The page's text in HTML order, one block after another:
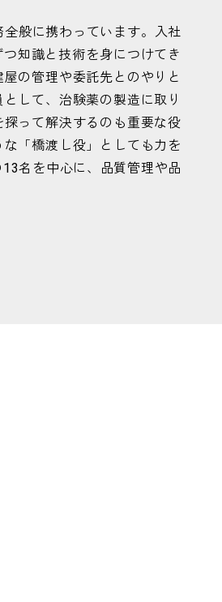
般に携わっています。入社
知識と技術を身につけてき
の管理や委託先とのやりと
して、治験薬の製造に取り
って解決するのも重要な役
「橋渡し役」としても力を
名を中心に、品質管理や品